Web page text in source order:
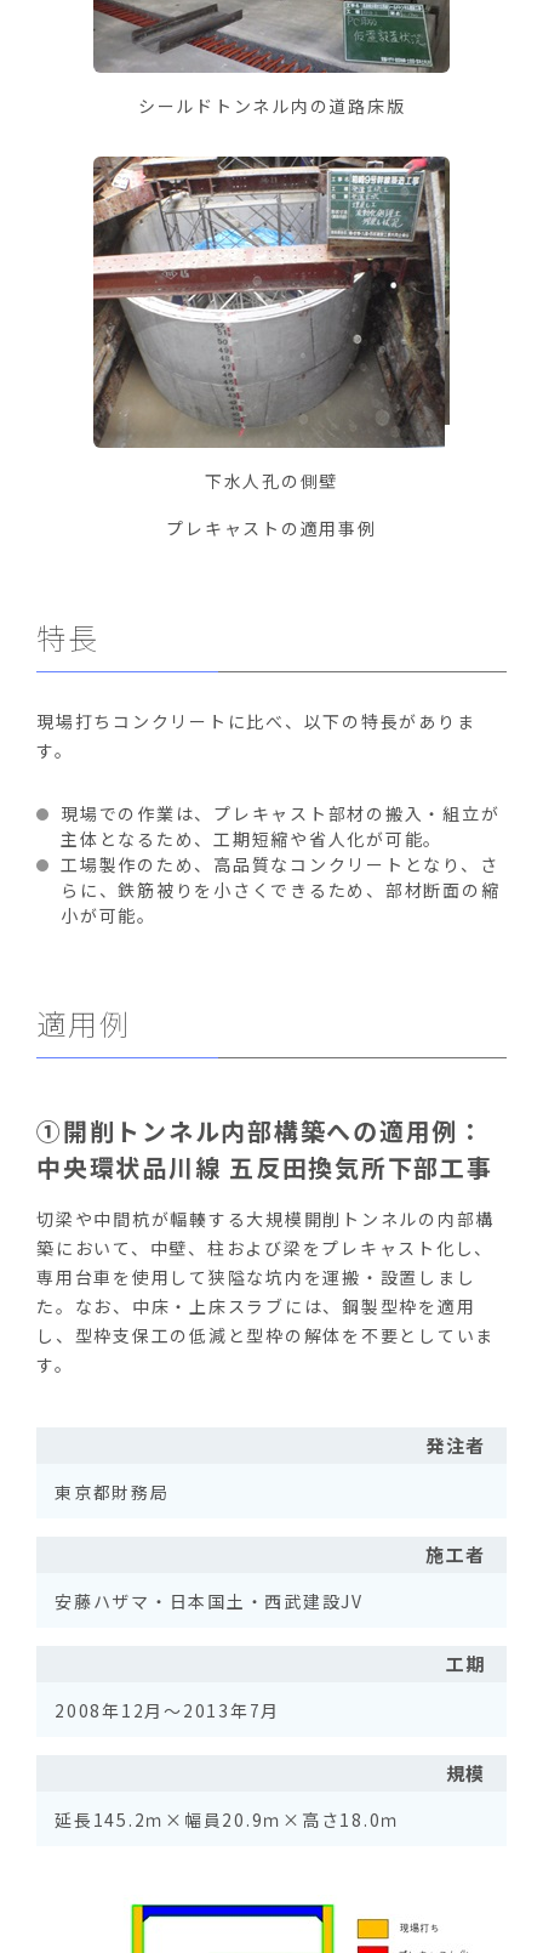
シールドトンネル内の道路床版
下水人孔の側壁
プレキャストの適用事例
特長
現場打ちコンクリートに比べ、以下の特長がありま
す。
現場での作業は、プレキャスト部材の搬入・組立が
主体となるため、工期短縮や省人化が可能。
工場製作のため、高品質なコンクリートとなり、さ
らに、鉄筋被りを小さくできるため、部材断面の縮
小が可能。
適用例
①開削トンネル内部構築への適用例：
中央環状品川線 五反田換気所下部工事
切梁や中間杭が輻輳する大規模開削トンネルの内部構
築において、中壁、柱および梁をプレキャスト化し、
専用台車を使用して狭隘な坑内を運搬・設置しまし
た。なお、中床・上床スラブには、鋼製型枠を適用
し、型枠支保工の低減と型枠の解体を不要としていま
す。
発注者
東京都財務局
施工者
安藤ハザマ・日本国土・西武建設JV
工期
2008年12月～2013年7月
規模
延長145.2ｍ×幅員20.9ｍ×高さ18.0ｍ